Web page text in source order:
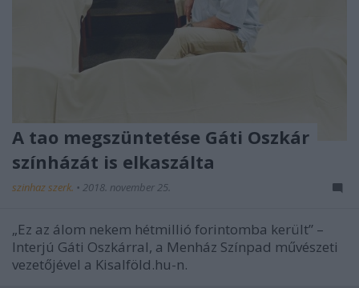
A tao megszüntetése Gáti Oszkár
színházát is elkaszálta
szinhaz szerk. • 2018. november 25.
„Ez az álom nekem hétmillió forintomba került” –
Interjú Gáti Oszkárral, a Menház Színpad művészeti
vezetőjével a Kisalföld.hu-n.